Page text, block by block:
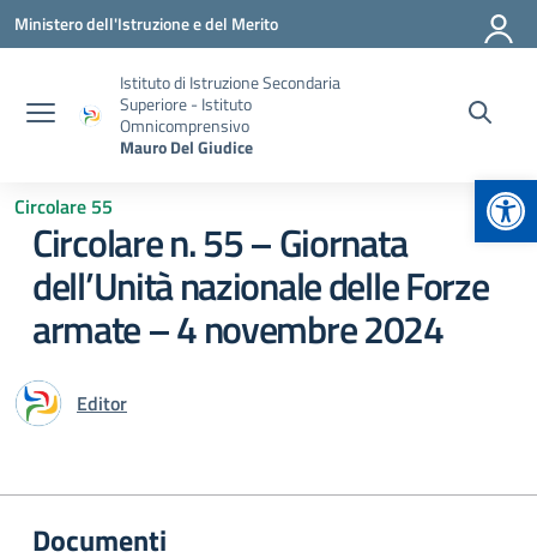
Vai ai contenuti
Vai al menu di navigazione
Vai al footer
Ministero dell'Istruzione e del Merito
Istituto di Istruzione Secondaria
Superiore - Istituto
Omnicomprensivo
Mauro Del Giudice
Circolare 55
Circolare n. 55 – Giornata
dell’Unità nazionale delle Forze
armate – 4 novembre 2024
Editor
Documenti